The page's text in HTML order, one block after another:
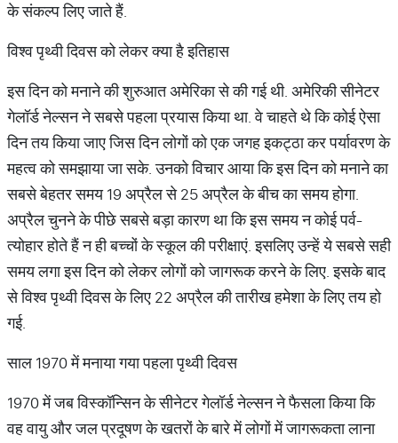
के संकल्प लिए जाते हैं.
विश्व पृथ्वी दिवस को लेकर क्या है इतिहास
इस दिन को मनाने की शुरुआत अमेरिका से की गई थी. अमेरिकी सीनेटर
गेलॉर्ड नेल्सन ने सबसे पहला प्रयास किया था. वे चाहते थे कि कोई ऐसा
दिन तय किया जाए जिस दिन लोगों को एक जगह इकट्ठा कर पर्यावरण के
महत्व को समझाया जा सके. उनको विचार आया कि इस दिन को मनाने का
सबसे बेहतर समय 19 अप्रैल से 25 अप्रैल के बीच का समय होगा.
अप्रैल चुनने के पीछे सबसे बड़ा कारण था कि इस समय न कोई पर्व-
त्योहार होते हैं न ही बच्चों के स्कूल की परीक्षाएं. इसलिए उन्हें ये सबसे सही
समय लगा इस दिन को लेकर लोगों को जागरूक करने के लिए. इसके बाद
से विश्व पृथ्वी दिवस के लिए 22 अप्रैल की तारीख हमेशा के लिए तय हो
गई.
साल 1970 में मनाया गया पहला पृथ्वी दिवस
1970 में जब विस्कॉन्सिन के सीनेटर गेलॉर्ड नेल्सन ने फैसला किया कि
वह वायु और जल प्रदूषण के खतरों के बारे में लोगों में जागरूकता लाना